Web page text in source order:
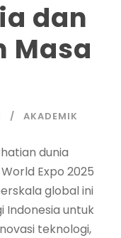
dan
Masa
AKADEMIK
dunia
Expo 2025
global ini
Indonesia untuk
teknologi,